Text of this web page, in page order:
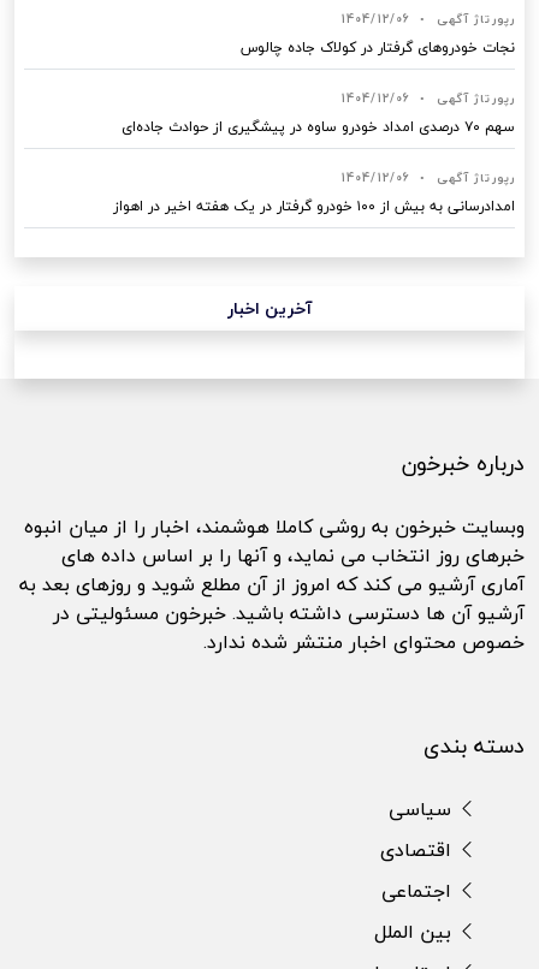
رپورتاژ آگهی •
1404/12/06
نجات خودروهای گرفتار در کولاک جاده چالوس
رپورتاژ آگهی •
1404/12/06
سهم ۷۰ درصدی امداد خودرو ساوه در پیشگیری از حوادث جاده‌ای
رپورتاژ آگهی •
1404/12/06
امدادرسانی به بیش از ۱۰۰ خودرو گرفتار در یک هفته اخیر در اهواز
آخرین اخبار
درباره خبرخون
وبسایت خبرخون به روشی کاملا هوشمند، اخبار را از میان انبوه
خبرهای روز انتخاب می نماید، و آنها را بر اساس داده های
آماری آرشیو می کند که امروز از آن مطلع شوید و روزهای بعد به
آرشیو آن ها دسترسی داشته باشید. خبرخون مسئولیتی در
خصوص محتوای اخبار منتشر شده ندارد.
دسته بندی
سیاسی
اقتصادی
اجتماعی
بین الملل